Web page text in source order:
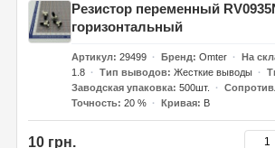
Резистор переменный
горизонтальный
Артикул 29499 Бренд Omter На
1.8
Тип выводов Жесткие выводы
Заводская упаковка 500шт.
Точность 20 % Кривая B
10 грн.